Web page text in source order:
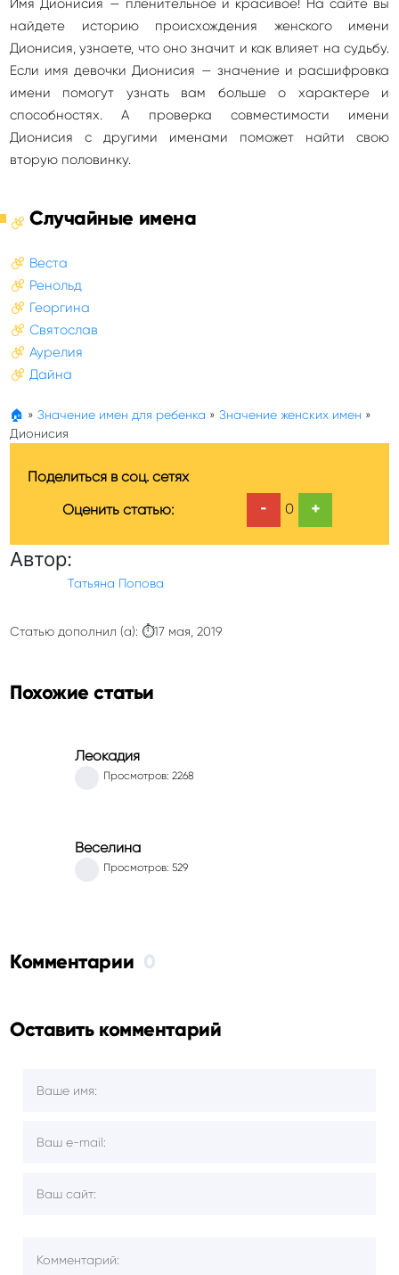
Имя Дионисия — пленительное и красивое! На сайте вы
найдете историю происхождения женского имени
Дионисия, узнаете, что оно значит и как влияет на судьбу.
Если имя девочки Дионисия — значение и расшифровка
имени помогут узнать вам больше о характере и
способностях. А проверка совместимости имени
Дионисия с другими именами поможет найти свою
вторую половинку.
Случайные имена
Веста
Ренольд
Георгина
Святослав
Аурелия
Дайна
🏠 » Значение имен для ребенка » Значение женских имен »
Дионисия
Поделиться в соц. сетях
Оценить статью:
- 0 +
Автор:
Татьяна Попова
Статью дополнил (а): ⏱17 мая, 2019
Похожие статьи
Леокадия
Просмотров: 2268
Веселина
Просмотров: 529
Комментарии 0
Оставить комментарий